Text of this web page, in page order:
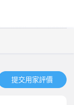
提交用家評價​